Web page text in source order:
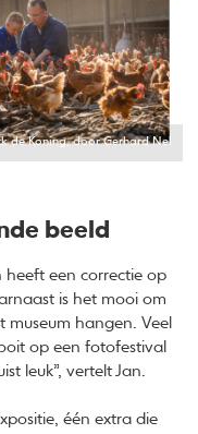
de Koning, door Gerhard Nel
beeld
heeft een correctie op
is het mooi om
hangen. Veel
op een fotofestival
leuk”, vertelt Jan.
één extra die